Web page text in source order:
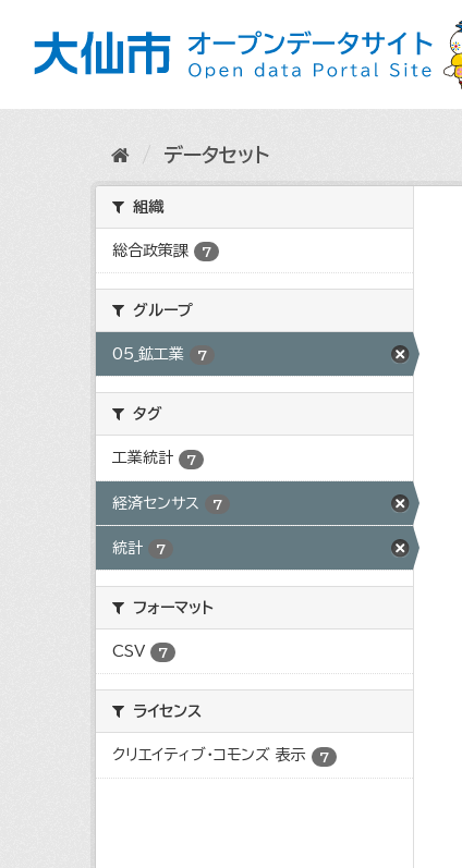
データセット
組織
総合政策課 7
グループ
05_鉱工業 7
タグ
工業統計 7
経済センサス 7
統計 7
フォーマット
CSV 7
ライセンス
クリエイティブ・コモンズ 表示 7